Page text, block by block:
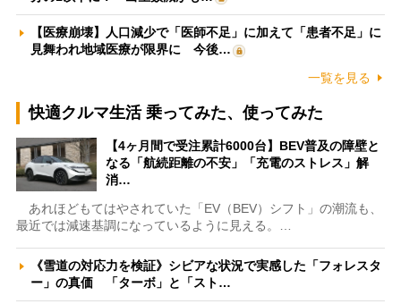
【医療崩壊】人口減少で「医師不足」に加えて「患者不足」に
見舞われ地域医療が限界に 今後…
一覧を見る
快適クルマ生活 乗ってみた、使ってみた
【4ヶ月間で受注累計6000台】BEV普及の障壁と
なる「航続距離の不安」「充電のストレス」解
消…
あれほどもてはやされていた「EV（BEV）シフト」の潮流も、
最近では減速基調になっているように見える。…
《雪道の対応力を検証》シビアな状況で実感した「フォレスタ
ー」の真価 「ターボ」と「スト…